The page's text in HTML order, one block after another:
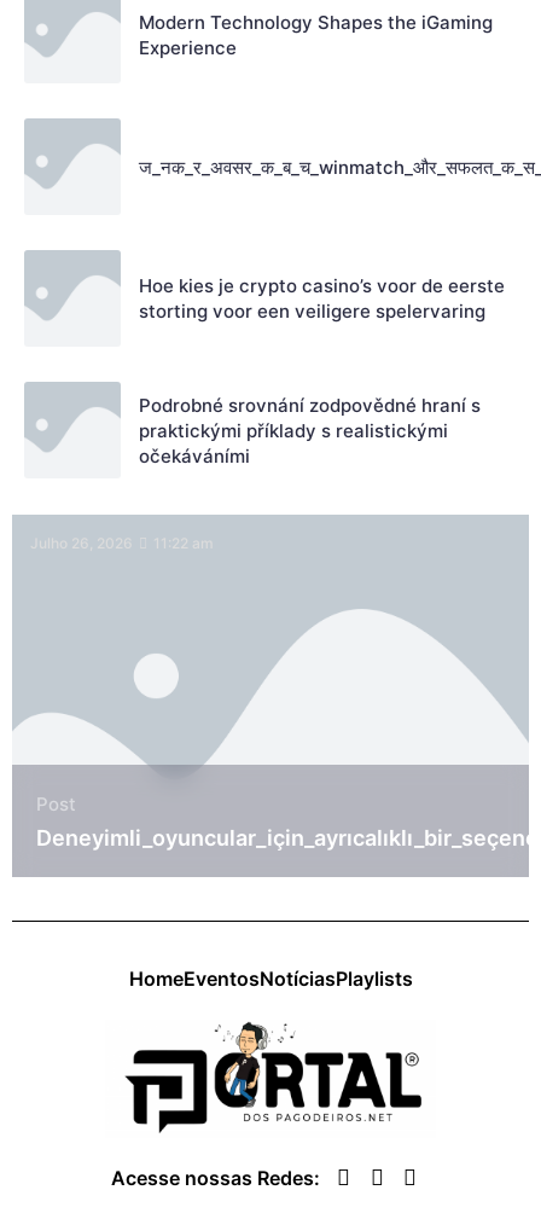
Modern Technology Shapes the iGaming
Experience
Hoe kies je crypto casino’s voor de eerste
storting voor een veiligere spelervaring
Podrobné srovnání zodpovědné hraní s
praktickými příklady s realistickými
očekáváními
Julho 26, 2026 11:22 am
Post
HomeEventosNotíciasPlaylists
Acesse nossas Redes: